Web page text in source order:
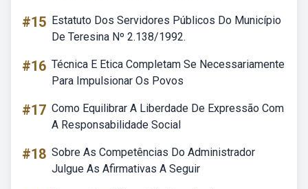
#15 Estatuto Dos Servidores Públicos Do Município
De Teresina Nº 2.138/1992.
#16 Técnica E Etica Completam Se Necessariamente
Para Impulsionar Os Povos
#17 Como Equilibrar A Liberdade De Expressão Com
A Responsabilidade Social
#18 Sobre As Competências Do Administrador
Julgue As Afirmativas A Seguir